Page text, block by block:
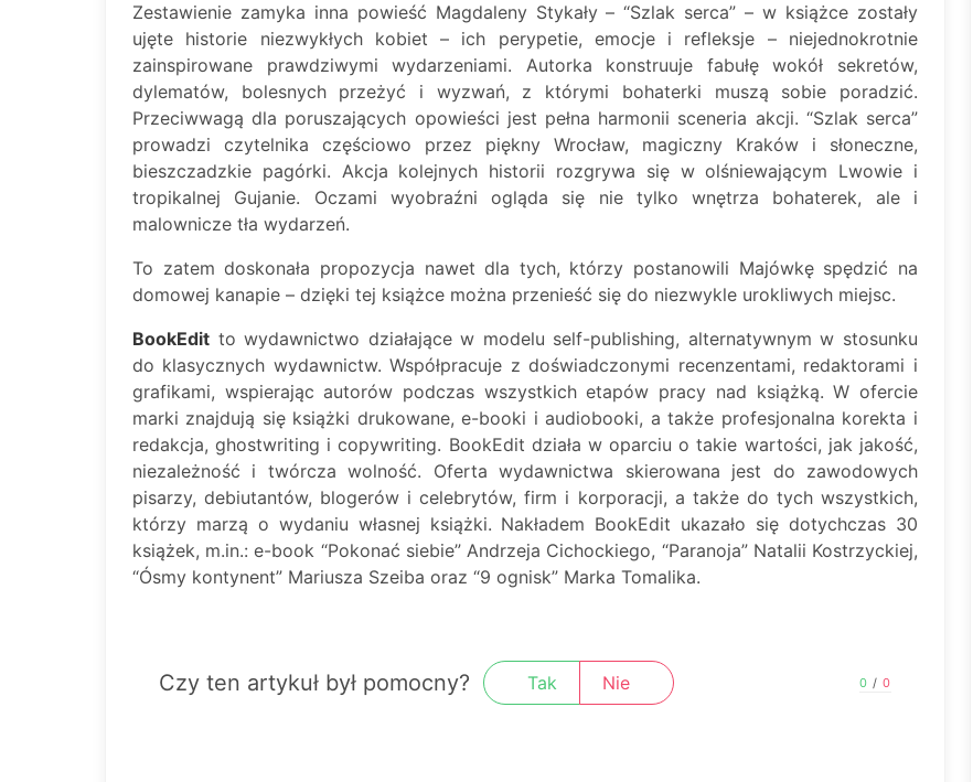
Zestawienie zamyka inna powieść Magdaleny Stykały – “Szlak serca” – w książce zostały
ujęte historie niezwykłych kobiet – ich perypetie, emocje i refleksje – niejednokrotnie
zainspirowane prawdziwymi wydarzeniami. Autorka konstruuje fabułę wokół sekretów,
dylematów, bolesnych przeżyć i wyzwań, z którymi bohaterki muszą sobie poradzić.
Przeciwwagą dla poruszających opowieści jest pełna harmonii sceneria akcji. “Szlak serca”
prowadzi czytelnika częściowo przez piękny Wrocław, magiczny Kraków i słoneczne,
bieszczadzkie pagórki. Akcja kolejnych historii rozgrywa się w olśniewającym Lwowie i
tropikalnej Gujanie. Oczami wyobraźni ogląda się nie tylko wnętrza bohaterek, ale i
malownicze tła wydarzeń.
To zatem doskonała propozycja nawet dla tych, którzy postanowili Majówkę spędzić na
domowej kanapie – dzięki tej książce można przenieść się do niezwykle urokliwych miejsc.
BookEdit to wydawnictwo działające w modelu self-publishing, alternatywnym w stosunku
do klasycznych wydawnictw. Współpracuje z doświadczonymi recenzentami, redaktorami i
grafikami, wspierając autorów podczas wszystkich etapów pracy nad książką. W ofercie
marki znajdują się książki drukowane, e-booki i audiobooki, a także profesjonalna korekta i
redakcja, ghostwriting i copywriting. BookEdit działa w oparciu o takie wartości, jak jakość,
niezależność i twórcza wolność. Oferta wydawnictwa skierowana jest do zawodowych
pisarzy, debiutantów, blogerów i celebrytów, firm i korporacji, a także do tych wszystkich,
którzy marzą o wydaniu własnej książki. Nakładem BookEdit ukazało się dotychczas 30
książek, m.in.: e-book “Pokonać siebie” Andrzeja Cichockiego, “Paranoja” Natalii Kostrzyckiej,
“Ósmy kontynent” Mariusza Szeiba oraz “9 ognisk” Marka Tomalika.
Czy ten artykuł był pomocny? Tak Nie 0 / 0